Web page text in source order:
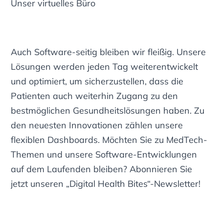
Unser virtuelles Büro
Auch Software-seitig bleiben wir fleißig. Unsere
Lösungen werden jeden Tag weiterentwickelt
und optimiert, um sicherzustellen, dass die
Patienten auch weiterhin Zugang zu den
bestmöglichen Gesundheitslösungen haben. Zu
den neuesten Innovationen zählen unsere
flexiblen Dashboards. Möchten Sie zu MedTech-
Themen und unsere Software-Entwicklungen
auf dem Laufenden bleiben? Abonnieren Sie
jetzt unseren „Digital Health Bites“-Newsletter!